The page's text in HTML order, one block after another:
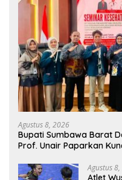
Agustus 8, 2026
Bupati Sumbawa Barat
Prof. Unair Paparkan
Agustus
Atlet